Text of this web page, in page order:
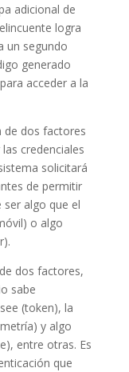
adicional de
logra
un segundo
generado
acceder a la
de dos factores
credenciales
solicitará
de permitir
ser algo que el
o algo
dos factores,
sabe
(token), la
y algo
entre otras. Es
que